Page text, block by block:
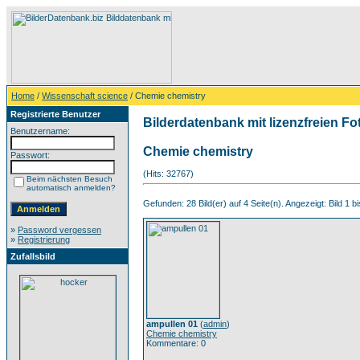
Home / Wissenschaft science / Chemie chemistry
Registrierte Benutzer
Benutzername:
Passwort:
Beim nächsten Besuch
automatisch anmelden?
» Password vergessen
» Registrierung
Zufallsbild
Bilderdatenbank mit lizenzfreien
Chemie chemistry
(Hits: 32767)
Gefunden: 28 Bild(er) auf 4 Seite(n). Angezeigt: Bild 1
ampullen 01 (admin)
Chemie chemistry
Kommentare: 0